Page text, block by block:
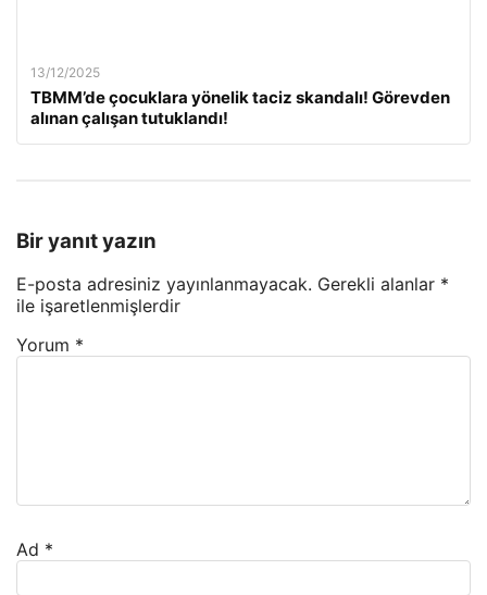
13/12/2025
TBMM’de çocuklara yönelik taciz skandalı! Görevden
alınan çalışan tutuklandı!
Bir yanıt yazın
E-posta adresiniz yayınlanmayacak. Gerekli alanlar *
ile işaretlenmişlerdir
Yorum *
Ad *